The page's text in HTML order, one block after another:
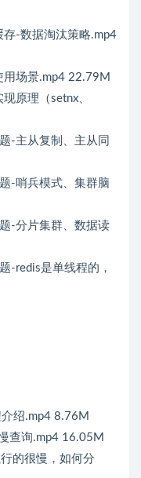
-数据淘汰策略.mp4
场景.mp4 22.79M
原理（setnx、
-主从复制、主从同
-哨兵模式、集群脑
-分片集群、数据读
-redis是单线程的，
绍.mp4 8.76M
查询.mp4 16.05M
的很慢，如何分